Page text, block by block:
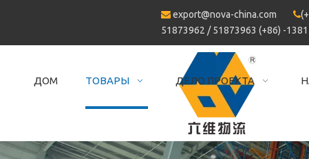
 export@nova-china.com 
51873962 / 51873963 (+86) -
ДОМ ТОВАРЫ ДЕЛО ПРОЕКТА